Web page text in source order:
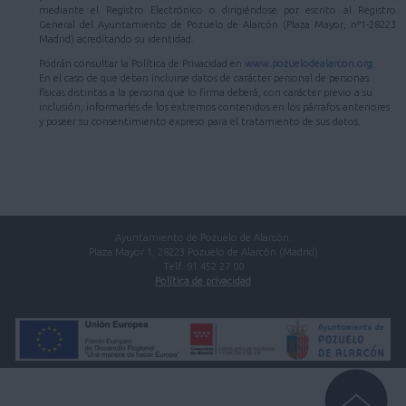
mediante el Registro Electrónico o dirigiéndose por escrito al Registro
General del Ayuntamiento de Pozuelo de Alarcón (Plaza Mayor, nº1-28223
Madrid) acreditando su identidad.
Podrán consultar la Política de Privacidad en www.pozuelodealarcon.org
En el caso de que deban incluirse datos de carácter personal de personas
físicas distintas a la persona que lo firma deberá, con carácter previo a su
inclusión, informarles de los extremos contenidos en los párrafos anteriores
y poseer su consentimiento expreso para el tratamiento de sus datos.
Ayuntamiento de Pozuelo de Alarcón.
Plaza Mayor 1, 28223 Pozuelo de Alarcón (Madrid)
Telf. 91 452 27 00
Política de privacidad